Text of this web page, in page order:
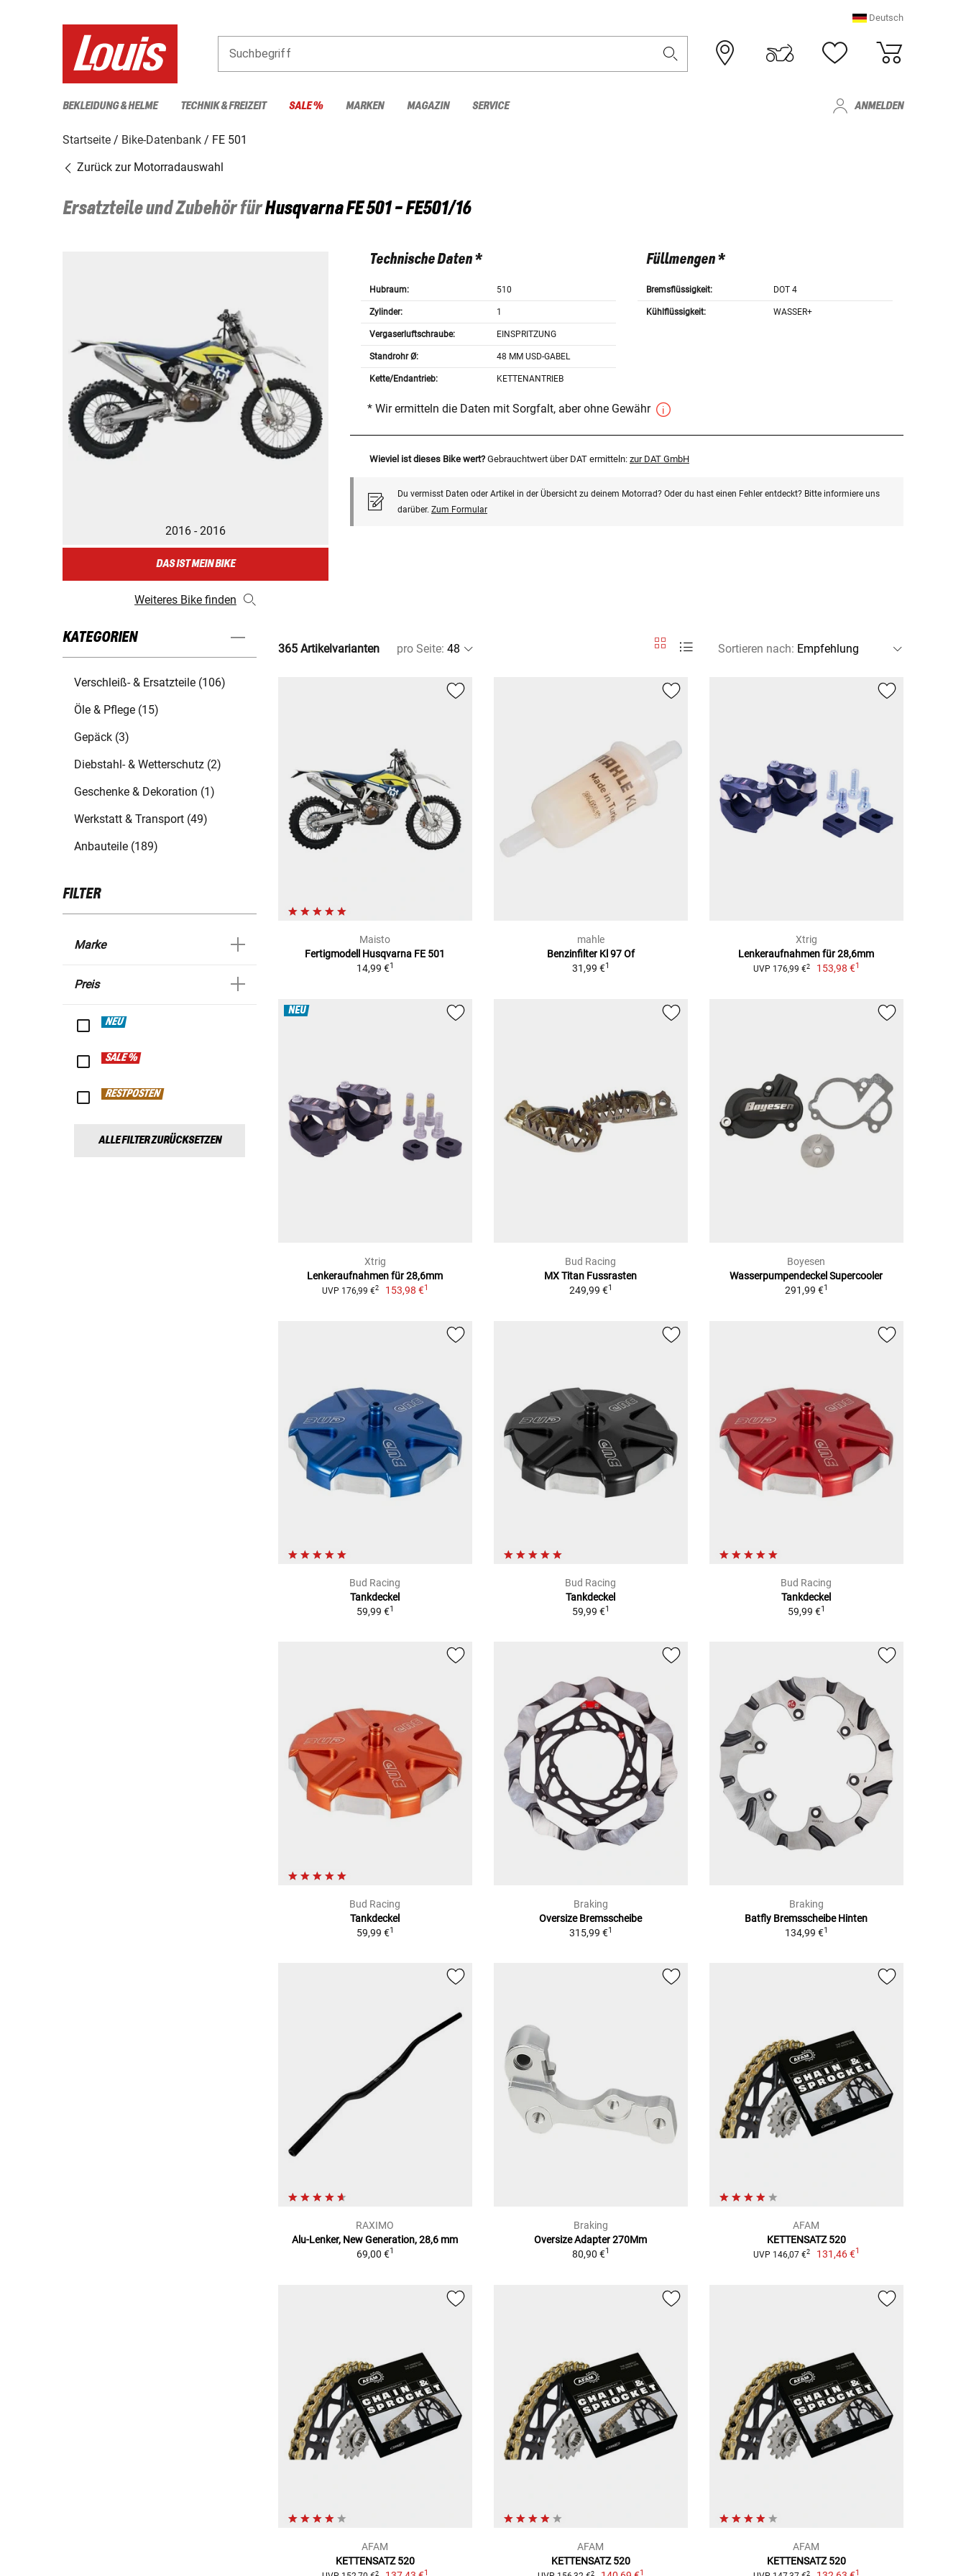
Deutsch
Suchbegriff
BEKLEIDUNG & HELME TECHNIK & FREIZEIT SALE % MARKEN MAGAZIN SERVICE ANMELDEN
Startseite Bike-Datenbank
FE 501
Zurück zur Motorradauswahl
Ersatzteile und Zubehör fürHusqvarnaFE 501 - FE501/16
2016 - 2016
DAS IST MEIN BIKE
Weiteres Bike finden
Technische Daten *
Hubraum: 510
Zylinder: 1
Vergaserluftschraube: EINSPRITZUNG
Standrohr Ø: 48 MM USD-GABEL
Kette/Endantrieb: KETTENANTRIEB
Füllmengen *
Bremsflüssigkeit: DOT 4
Kühlflüssigkeit: WASSER+
* Wir ermitteln die Daten mit Sorgfalt, aber ohne Gewähr
Wieviel ist dieses Bike wert? Gebrauchtwert über DAT ermitteln: zur DAT GmbH
Du vermisst Daten oder Artikel in der Übersicht zu deinem Motorrad? Oder du hast einen Fehler entdeckt? Bitte informiere uns
darüber. Zum Formular
KATEGORIEN
Verschleiß- & Ersatzteile (106)
Öle & Pflege (15)
Gepäck (3)
Diebstahl- & Wetterschutz (2)
Geschenke & Dekoration (1)
Werkstatt & Transport (49)
Anbauteile (189)
FILTER
Marke
Preis
NEU
SALE %
RESTPOSTEN
ALLE FILTER ZURÜCKSETZEN
365 Artikelvarianten pro Seite: Sortieren nach:
Maisto
Fertigmodell Husqvarna FE 501
14,99 €1
mahle
Benzinfilter Kl 97 Of
31,99 €1
Xtrig
Lenkeraufnahmen für 28,6mm
UVP 176,99 €2 153,98 €1
NEU
Xtrig
Lenkeraufnahmen für 28,6mm
UVP 176,99 €2 153,98 €1
Bud Racing
MX Titan Fussrasten
249,99 €1
Boyesen
Wasserpumpendeckel Supercooler
291,99 €1
Bud Racing
Tankdeckel
59,99 €1
Bud Racing
Tankdeckel
59,99 €1
Bud Racing
Tankdeckel
59,99 €1
Bud Racing
Tankdeckel
59,99 €1
Braking
Oversize Bremsscheibe
315,99 €1
Braking
Batfly Bremsscheibe Hinten
134,99 €1
RAXIMO
Alu-Lenker, New Generation, 28,6 mm
69,00 €1
Braking
Oversize Adapter 270Mm
80,90 €1
AFAM
KETTENSATZ 520
UVP 146,07 €2 131,46 €1
AFAM
KETTENSATZ 520
2 1
AFAM
KETTENSATZ 520
2 1
AFAM
KETTENSATZ 520
2 1